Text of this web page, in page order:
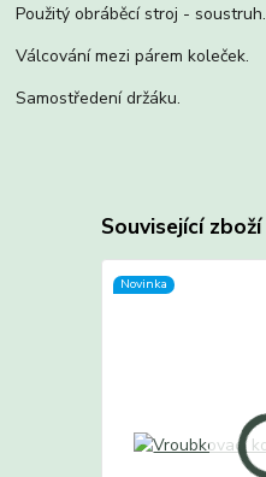
Použitý obráběcí stroj - soustruh.
Válcování mezi párem koleček.
Samostředení držáku.
Související zboží
Novinka